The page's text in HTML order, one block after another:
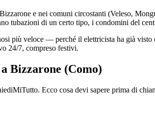
e nei comuni circostanti (Veleso,
tubazioni di un certo tipo, i condomini del
più veloce — perché il elettricista ha già
24/7, compreso festivi.
Bizzarone (Como)
Ecco cosa devi sapere prima di